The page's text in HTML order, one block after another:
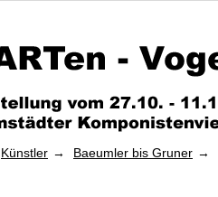
Künstler Baeumler bis Gruner